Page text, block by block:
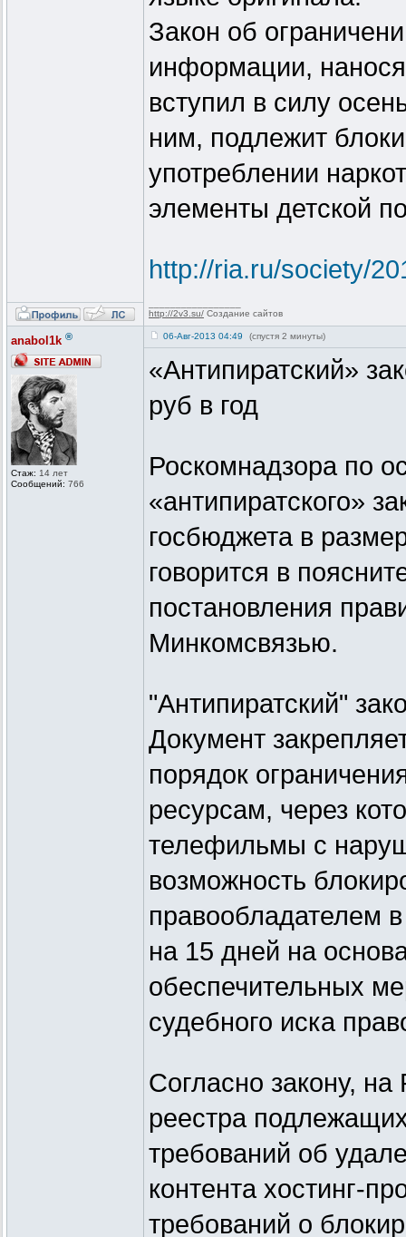
Закон об
информации,
вступил в силу
ним, подлежит
употреблении
элементы детской
http://ria.ru/society/
http://2v3.su/ Создание сайтов
anabol1k ®
Стаж: 14 лет
Сообщений: 766
06-Авг-2013 04:49 (спустя 2 минуты)
«Антипиратский»
руб в год
Роскомнадзора по
«антипиратского»
госбюджета в
говорится в
постановления
Минкомсвязью.
"Антипиратский"
Документ
порядок
ресурсам, через
телефильмы с
возможность
правообладателем
на 15 дней на
обеспечительных
судебного иска
Согласно закону, на
реестра
требований об
контента хостинг-
требований о